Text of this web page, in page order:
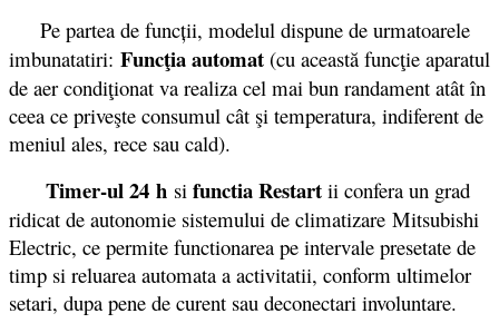
Pe partea de funcții, modelul dispune de urmatoarele
imbunatatiri: Funcţia automat (cu această funcţie aparatul
de aer condiţionat va realiza cel mai bun randament atât în
ceea ce priveşte consumul cât şi temperatura, indiferent de
meniul ales, rece sau cald).
Timer-ul 24 h si functia Restart ii confera un grad
ridicat de autonomie sistemului de climatizare Mitsubishi
Electric, ce permite functionarea pe intervale presetate de
timp si reluarea automata a activitatii, conform ultimelor
setari, dupa pene de curent sau deconectari involuntare.